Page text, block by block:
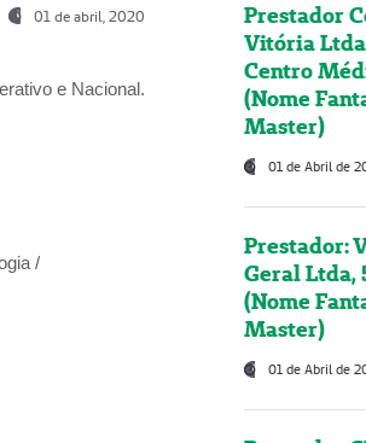
01 de abril, 2020
e Nacional.
/
Prestador
Vitória
Centro
(Nome
Master)
01 de Abril de
Prestador:
Geral Ltda,
(Nome
Master)
01 de Abril de